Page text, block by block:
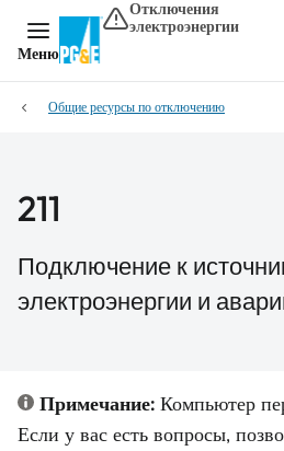
Меню
Отключения
электроэнергии
Общие ресурсы по отключению
211
Подключение к
электроэнергии и
Примечание: Компьютер
Если у вас есть вопросы,